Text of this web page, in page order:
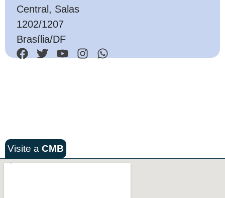
Central, Salas
1202/1207
Brasília/DF
Visite a CMB